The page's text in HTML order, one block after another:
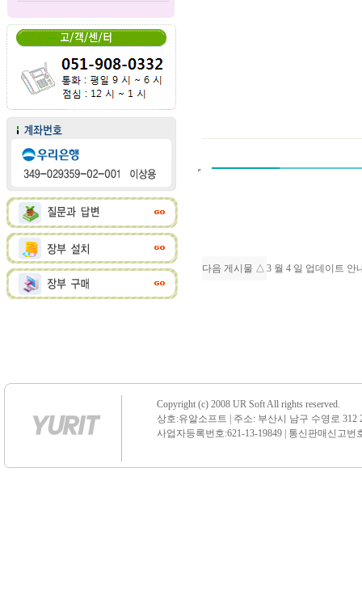
다음 게시물 △ 3 월 4 일 업데이트 안
Copyright (c) 2008 UR Soft All rights reserved.
상호:유알소프트 | 주소: 부산시 남구 수영로 312
사업자등록번호:621-13-19849 | 통신판매신고번